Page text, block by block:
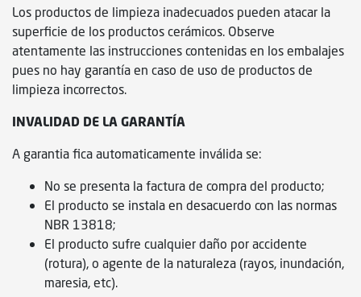
Los productos de limpieza inadecuados pueden atacar la
superficie de los productos cerámicos. Observe
atentamente las instrucciones contenidas en los embalajes
pues no hay garantía en caso de uso de productos de
limpieza incorrectos.
INVALIDAD DE LA GARANTÍA
A garantia fica automaticamente inválida se:
No se presenta la factura de compra del producto;
El producto se instala en desacuerdo con las normas
NBR 13818;
El producto sufre cualquier daño por accidente
(rotura), o agente de la naturaleza (rayos, inundación,
maresia, etc).